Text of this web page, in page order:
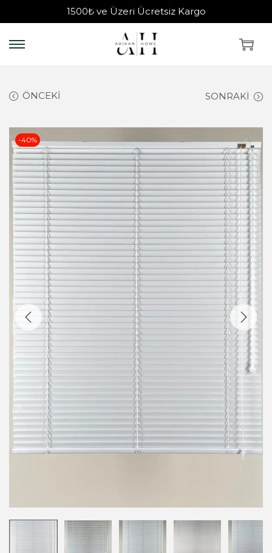
1500₺ ve Üzeri Ücretsiz Kargo
ÖNCEKI SONRAKI
-40%